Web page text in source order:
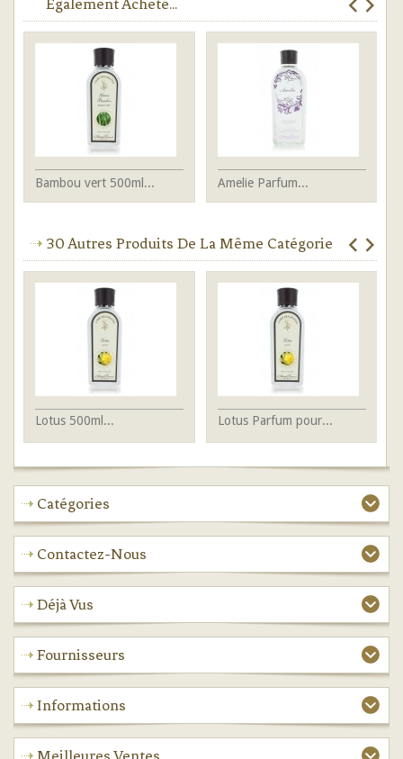
Également Acheté...
Bambou vert 500ml... Amelie Parfum...
30 Autres Produits De La Même Catégorie
Lotus 500ml... Lotus Parfum pour...
Catégories
Contactez-Nous
Déjà Vus
Fournisseurs
Informations
Meilleures Ventes